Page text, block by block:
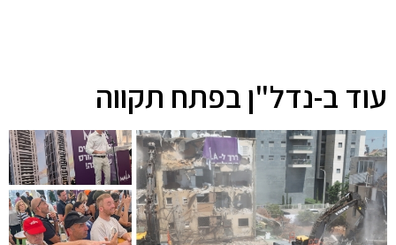
עוד ב-נדל"ן בפתח תקווה